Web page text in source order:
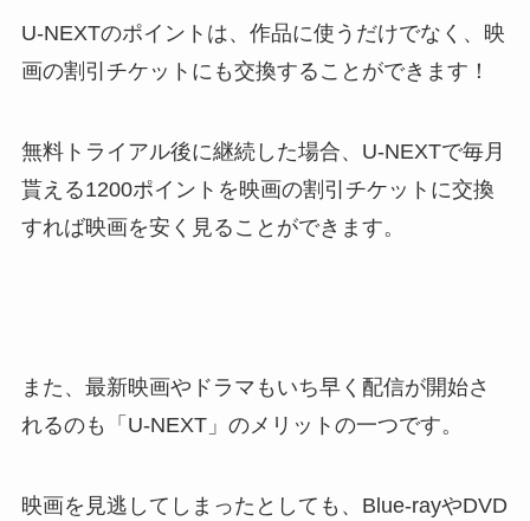
U-NEXTのポイントは、作品に使うだけでなく、映
画の割引チケットにも交換することができます！
無料トライアル後に継続した場合、U-NEXTで毎月
貰える1200ポイントを映画の割引チケットに交換
すれば映画を安く見ることができます。
また、最新映画やドラマもいち早く配信が開始さ
れるのも「U-NEXT」のメリットの一つです。
映画を見逃してしまったとしても、Blue-rayやDVD